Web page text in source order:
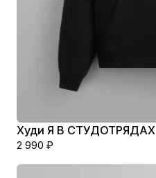
Худи Я В СТУДОТРЯДАХ
2 990 ₽